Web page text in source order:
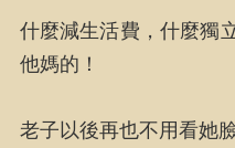
什麼減生活費，什麼獨
他媽的！
老子以後再也不用看她